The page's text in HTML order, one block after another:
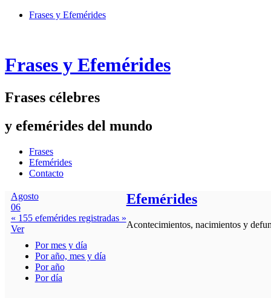
Frases y Efemérides
Frases y Efemérides
Frases célebres
y efemérides del mundo
Frases
Efemérides
Contacto
Agosto
06
« 155 efemérides registradas »
Ver
Efemérides
Acontecimientos, nacimientos y
Por mes y día
Por año, mes y día
Por año
Por día